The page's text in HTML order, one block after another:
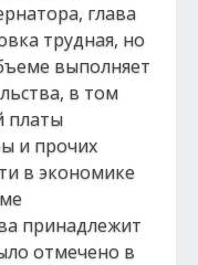
глава
трудная, но
выполняет
в том
платы
и прочих
в экономике
принадлежит
отмечено в